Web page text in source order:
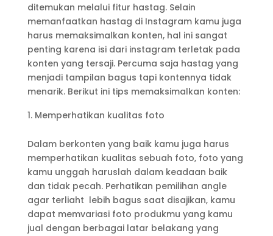
ditemukan melalui fitur hastag. Selain
memanfaatkan hastag di Instagram kamu juga
harus memaksimalkan konten, hal ini sangat
penting karena isi dari instagram terletak pada
konten yang tersaji. Percuma saja hastag yang
menjadi tampilan bagus tapi kontennya tidak
menarik. Berikut ini tips memaksimalkan konten:
Memperhatikan kualitas foto
Dalam berkonten yang baik kamu juga harus
memperhatikan kualitas sebuah foto, foto yang
kamu unggah haruslah dalam keadaan baik
dan tidak pecah. Perhatikan pemilihan angle
agar terliaht lebih bagus saat disajikan, kamu
dapat memvariasi foto produkmu yang kamu
jual dengan berbagai latar belakang yang